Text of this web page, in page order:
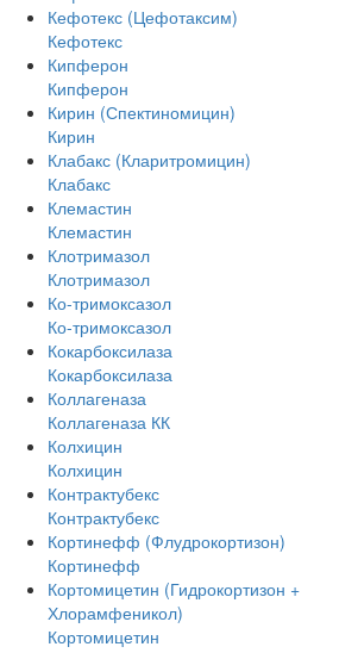
Кефотекс (Цефотаксим)
Кефотекс
Кипферон
Кипферон
Кирин (Спектиномицин)
Кирин
Клабакс (Кларитромицин)
Клабакс
Клемастин
Клемастин
Клотримазол
Клотримазол
Ко-тримоксазол
Ко-тримоксазол
Кокарбоксилаза
Кокарбоксилаза
Коллагеназа
Коллагеназа КК
Колхицин
Колхицин
Контрактубекс
Контрактубекс
Кортинефф (Флудрокортизон)
Кортинефф
Кортомицетин (Гидрокортизон +
Хлорамфеникол)
Кортомицетин